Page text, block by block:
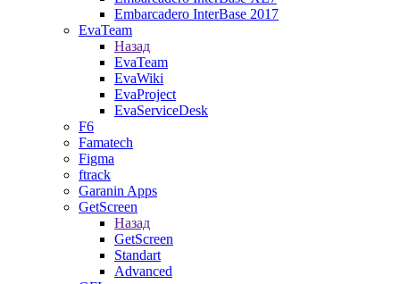
Embarcadero InterBase 2017
EvaTeam
Назад
EvaTeam
EvaWiki
EvaProject
EvaServiceDesk
F6
Famatech
Figma
ftrack
Garanin Apps
GetScreen
Назад
GetScreen
Standart
Advanced